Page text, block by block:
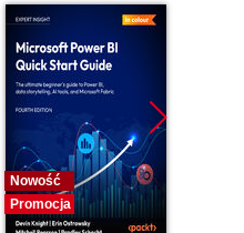
Nowość
Promocja